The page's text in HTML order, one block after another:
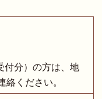
付分）の方は、地
ください。